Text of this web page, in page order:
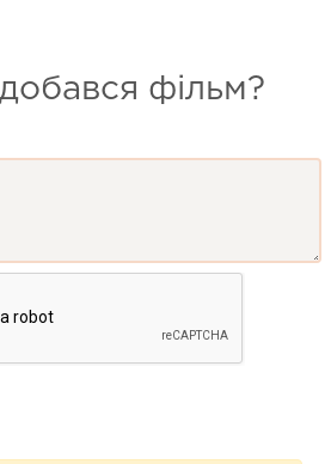
фільм?